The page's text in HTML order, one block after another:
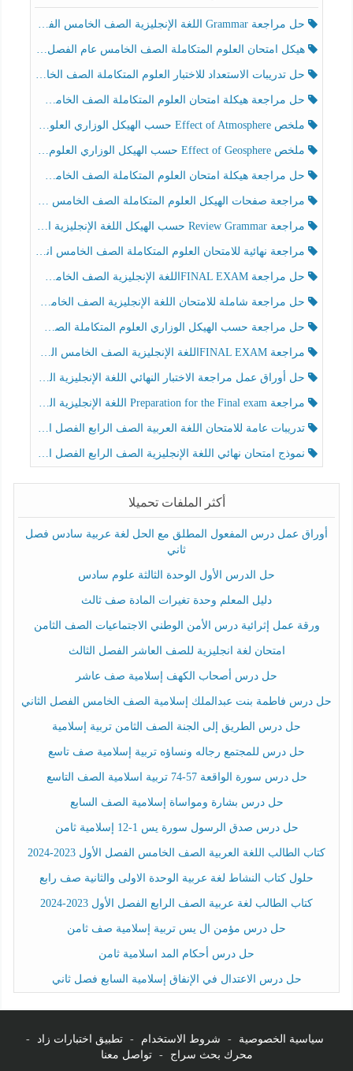
حل مراجعة Grammar اللغة الإنجليزية الصف الخامس الفصل الثالث
هيكل امتحان العلوم المتكاملة الصف الخامس عام الفصل الدراسي الثالث 2025-2026
حل تدريبات الاستعداد للاختبار العلوم المتكاملة الصف الخامس عام الفصل الثالث
حل مراجعة هيكلة امتحان العلوم المتكاملة الصف الخامس انسبير الفصل الثالث
ملخص Effect of Atmosphere حسب الهيكل الوزاري العلوم المتكاملة الصف الخامس انسبير الفصل الثالث
ملخص Effect of Geosphere حسب الهيكل الوزاري العلوم المتكاملة الصف الخامس انسبير الفصل الثالث
حل مراجعة هيكلة امتحان العلوم المتكاملة الصف الخامس عام الفصل الثالث
مراجعة صفحات الهيكل العلوم المتكاملة الصف الخامس انسبير الفصل الثالث
مراجعة Review Grammar حسب الهيكل اللغة الإنجليزية الصف الخامس الفصل الثالث
مراجعة نهائية للامتحان العلوم المتكاملة الصف الخامس انسبير الفصل الثالث
حل مراجعة FINAL EXAMاللغة الإنجليزية الصف الخامس الفصل الثالث
حل مراجعة شاملة للامتحان اللغة الإنجليزية الصف الخامس الفصل الثالث
حل مراجعة حسب الهيكل الوزاري العلوم المتكاملة الصف الخامس عام الفصل الثالث
مراجعة FINAL EXAMاللغة الإنجليزية الصف الخامس الفصل الثالث
حل أوراق عمل مراجعة الاختبار النهائي اللغة الإنجليزية الصف الرابع الفصل الثالث
مراجعة Preparation for the Final exam اللغة الإنجليزية الصف الرابع الفصل الثالث
تدريبات عامة للامتحان اللغة العربية الصف الرابع الفصل الثالث
نموذج امتحان نهائي اللغة الإنجليزية الصف الرابع الفصل الثالث
أكثر الملفات تحميلا
أوراق عمل درس المفعول المطلق مع الحل لغة عربية سادس فصل
ثاني
حل الدرس الأول الوحدة الثالثة علوم سادس
دليل المعلم وحدة تغيرات المادة صف ثالث
ورقة عمل إثرائية درس الأمن الوطني الاجتماعيات الصف الثامن
امتحان لغة انجليزية للصف العاشر الفصل الثالث
حل درس أصحاب الكهف إسلامية صف عاشر
حل درس فاطمة بنت عبدالملك إسلامية الصف الخامس الفصل الثاني
حل درس الطريق إلى الجنة الصف الثامن تربية إسلامية
حل درس للمجتمع رجاله ونساؤه تربية إسلامية صف تاسع
حل درس سورة الواقعة 57-74 تربية اسلامية الصف التاسع
حل درس بشارة ومواساة إسلامية الصف السابع
حل درس صدق الرسول سورة يس 1-12 إسلامية ثامن
كتاب الطالب اللغة العربية الصف الخامس الفصل الأول 2023-2024
حلول كتاب النشاط لغة عربية الوحدة الاولى والثانية صف رابع
كتاب الطالب لغة عربية الصف الرابع الفصل الأول 2023-2024
حل درس مؤمن ال يس تربية إسلامية صف ثامن
حل درس أحكام المد اسلامية ثامن
حل درس الاعتدال في الإنفاق إسلامية السابع فصل ثاني
سياسية الخصوصية - شروط الاستخدام - تطبيق اختبارات زاد
-
محرك بحث سراج
- تواصل معنا